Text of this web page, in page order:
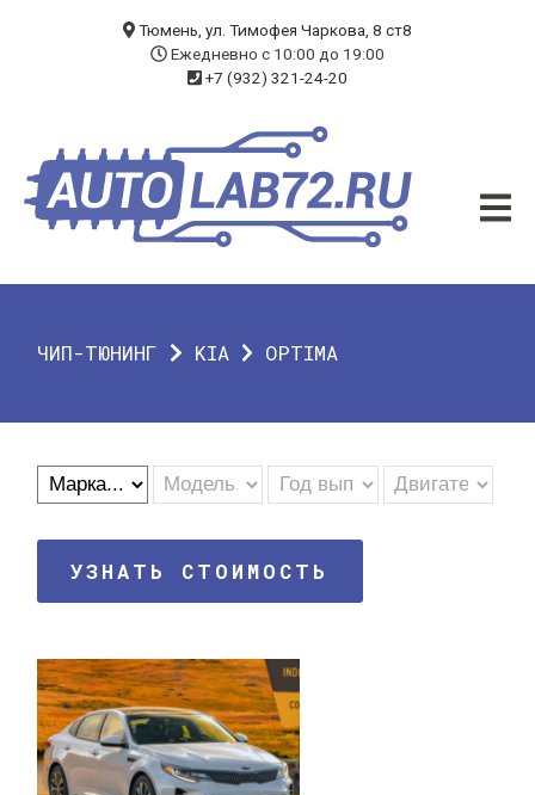
ЧИП-ТЮНИНГ
ДИАГНОСТИКА
ГАРАНТИЯ
Тюмень, ул. Тимофея Чаркова, 8 ст8
Ежедневно с 10:00 до 19:00
+7 (932) 321-24-20
ЧИП-ТЮНИНГ KIA OPTIMA
УЗНАТЬ СТОИМОСТЬ